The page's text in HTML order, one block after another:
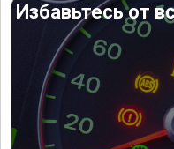
Избавьтесь от